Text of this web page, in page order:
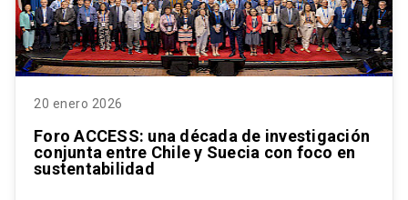
20 enero 2026
Foro ACCESS: una década de investigación
conjunta entre Chile y Suecia con foco en
sustentabilidad